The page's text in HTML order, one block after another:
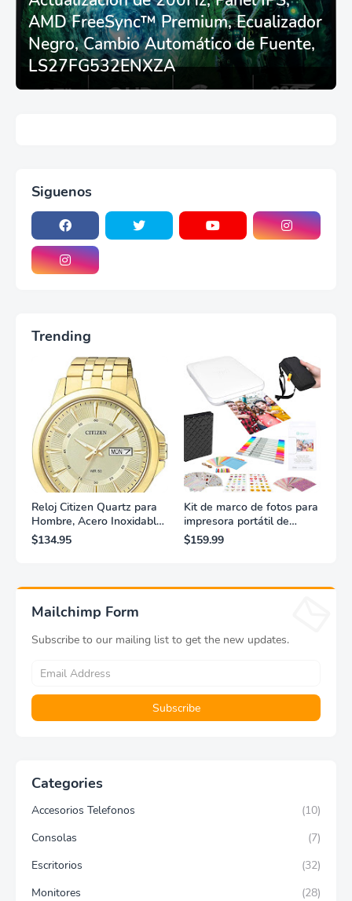
AMD FreeSync™ Premium, Ecualizador
Negro, Cambio Automático de Fuente,
LS27FG532ENXZA
Siguenos
Trending
Reloj Citizen Quartz para
Hombre, Acero Inoxidable,
Clásico, Dorado
$134.95
Kit de marco de fotos para
impresora portátil de
fotografías y vídeos
Lifeprint 3x4,5 (blanca)
$159.99
Mailchimp Form
Subscribe to our mailing list to get the new updates.
Categories
Accesorios Telefonos
(10)
Consolas
(7)
Escritorios
(32)
Monitores
(28)